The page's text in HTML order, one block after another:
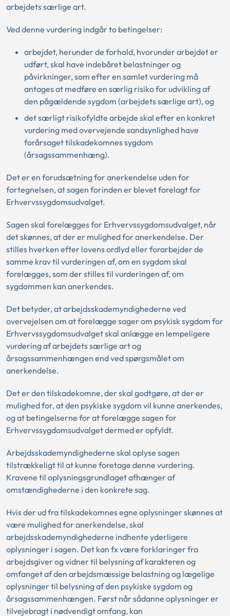
arbejdets særlige art.
Ved denne vurdering indgår to betingelser:
arbejdet, herunder de forhold, hvorunder arbejdet er
udført, skal have indebåret belastninger og
påvirkninger, som efter en samlet vurdering må
antages at medføre en særlig risiko for udvikling af
den pågældende sygdom (arbejdets særlige art), og
det særligt risikofyldte arbejde skal efter en konkret
vurdering med overvejende sandsynlighed have
forårsaget tilskadekomnes sygdom
(årsagssammenhæng).
Det er en forudsætning for anerkendelse uden for
fortegnelsen, at sagen forinden er blevet forelagt for
Erhvervssygdomsudvalget.
Sagen skal forelægges for Erhvervssygdomsudvalget, når
det skønnes, at der er mulighed for anerkendelse. Der
stilles hverken efter lovens ordlyd eller forarbejder de
samme krav til vurderingen af, om en sygdom skal
forelægges, som der stilles til vurderingen af, om
sygdommen kan anerkendes.
Det betyder, at arbejdsskademyndighederne ved
overvejelsen om at forelægge sager om psykisk sygdom for
Erhvervssygdomsudvalget skal anlægge en lempeligere
vurdering af arbejdets særlige art og
årsagssammenhængen end ved spørgsmålet om
anerkendelse.
Det er den tilskadekomne, der skal godtgøre, at der er
mulighed for, at den psykiske sygdom vil kunne anerkendes,
og at betingelserne for at forelægge sagen for
Erhvervssygdomsudvalget dermed er opfyldt.
Arbejdsskademyndighederne skal oplyse sagen
tilstrækkeligt til at kunne foretage denne vurdering.
Kravene til oplysningsgrundlaget afhænger af
omstændighederne i den konkrete sag.
Hvis der ud fra tilskadekomnes egne oplysninger skønnes at
være mulighed for anerkendelse, skal
arbejdsskademyndighederne indhente yderligere
oplysninger i sagen. Det kan fx være forklaringer fra
arbejdsgiver og vidner til belysning af karakteren og
omfanget af den arbejdsmæssige belastning og lægelige
oplysninger til belysning af den psykiske sygdom og
årsagssammenhængen. Først når sådanne oplysninger er
tilvejebragt i nødvendigt omfang, kan